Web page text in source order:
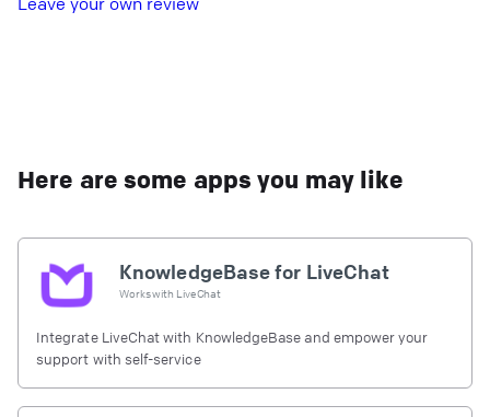
Here are some apps you may like
KnowledgeBase for LiveChat
Works with LiveChat
Integrate LiveChat with KnowledgeBase and empower your
support with self-service